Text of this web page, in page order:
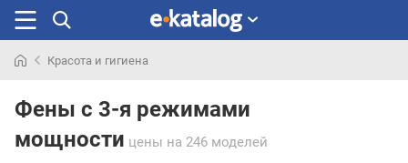
раньше
Красота и гигиена
Фены с 3-я режимами
мощности цены на 246 моделей